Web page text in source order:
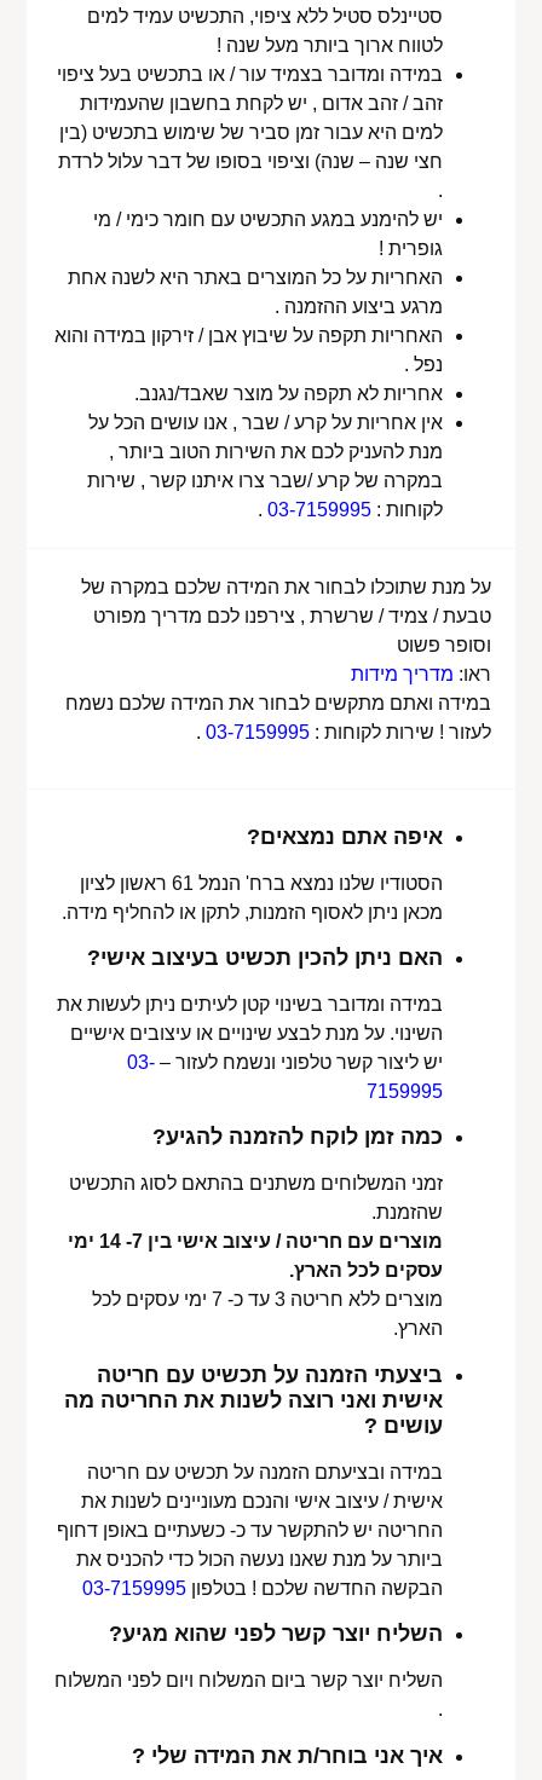
סטיינלס סטיל ללא ציפוי, התכשיט עמיד למים
לטווח ארוך ביותר מעל שנה !
במידה ומדובר בצמיד עור / או בתכשיט בעל ציפוי
זהב / זהב אדום , יש לקחת בחשבון שהעמידות
למים היא עבור זמן סביר של שימוש בתכשיט (בין
חצי שנה – שנה) וציפוי בסופו של דבר עלול לרדת
.
יש להימנע במגע התכשיט עם חומר כימי / מי
גופרית !
האחריות על כל המוצרים באתר היא לשנה אחת
מרגע ביצוע ההזמנה .
האחריות תקפה על שיבוץ אבן / זירקון במידה והוא
נפל .
אחריות לא תקפה על מוצר שאבד/נגנב.
אין אחריות על קרע / שבר , אנו עושים הכל על
מנת להעניק לכם את השירות הטוב ביותר ,
במקרה של קרע /שבר צרו איתנו קשר , שירות
לקוחות :03-7159995
.
על מנת שתוכלו לבחור את המידה שלכם במקרה של
טבעת / צמיד / שרשרת , צירפנו לכם מדריך מפורט
וסופר פשוט
ראו: מדריך מידות
במידה ואתם מתקשים לבחור את המידה שלכם נשמח
לעזור ! שירות לקוחות :03-7159995
.
איפה אתם נמצאים?
הסטודיו שלנו נמצא ברח' הנמל 61 ראשון לציון
מכאן ניתן לאסוף הזמנות, לתקן או להחליף מידה.
האם ניתן להכין תכשיט בעיצוב אישי?
במידה ומדובר בשינוי קטן לעיתים ניתן לעשות את
השינוי. על מנת לבצע שינויים או עיצובים אישיים
יש ליצור קשר טלפוני ונשמח לעזור –03-
7159995
כמה זמן לוקח להזמנה להגיע?
זמני המשלוחים משתנים בהתאם לסוג התכשיט
שהזמנת.
מוצרים עם חריטה / עיצוב אישי בין 7- 14 ימי
עסקים לכל הארץ.
מוצרים ללא חריטה 3 עד כ- 7 ימי עסקים לכל
הארץ.
ביצעתי הזמנה על תכשיט עם חריטה
אישית ואני רוצה לשנות את החריטה מה
עושים ?
במידה ובציעתם הזמנה על תכשיט עם חריטה
אישית / עיצוב אישי והנכם מעוניינים לשנות את
החריטה יש להתקשר עד כ- כשעתיים באופן דחוף
ביותר על מנת שאנו נעשה הכול כדי להכניס את
הבקשה החדשה שלכם ! בטלפון03-7159995
השליח יוצר קשר לפני שהוא מגיע?
השליח יוצר קשר ביום המשלוח ויום לפני המשלוח
.
איך אני בוחר/ת את המידה שלי ?